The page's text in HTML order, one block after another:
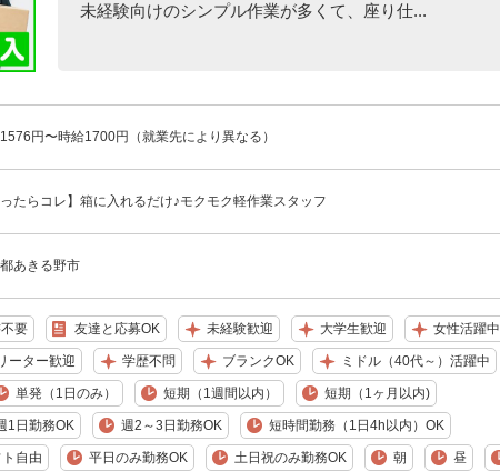
未経験向けのシンプル作業が多くて、座り仕...
円〜時給1700円（就業先により異なる）
ったらコレ】箱に入れるだけ♪モクモク軽作業スタッフ
あきる野市
要 友達と応募OK 未経験歓迎 大学生歓迎 女性活躍中
ーター歓迎 学歴不問 ブランクOK ミドル（40代～）活躍中
単発（1日のみ） 短期（1週間以内） 短期（1ヶ月以内)
1日勤務OK 週2～3日勤務OK 短時間勤務（1日4h以内）OK
自由 平日のみ勤務OK 土日祝のみ勤務OK 朝 昼